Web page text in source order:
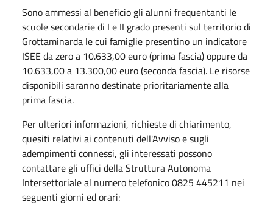
Sono ammessi al beneficio gli alunni frequentanti le
scuole secondarie di I e II grado presenti sul territorio di
Grottaminarda le cui famiglie presentino un indicatore
ISEE da zero a 10.633,00 euro (prima fascia) oppure da
10.633,00 a 13.300,00 euro (seconda fascia). Le risorse
disponibili saranno destinate prioritariamente alla
prima fascia.
Per ulteriori informazioni, richieste di chiarimento,
quesiti relativi ai contenuti dell'Avviso e sugli
adempimenti connessi, gli interessati possono
contattare gli uffici della Struttura Autonoma
Intersettoriale al numero telefonico 0825 445211 nei
seguenti giorni ed orari: